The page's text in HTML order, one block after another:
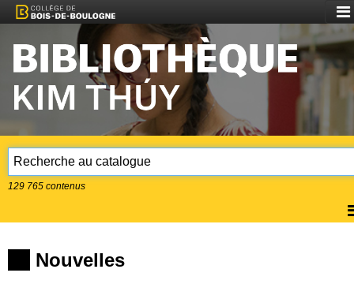
le
129 765 contenus
Nouvelles